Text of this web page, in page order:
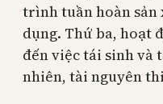
trình tuần hoàn sản
dụng. Thứ ba, hoạt
đến việc tái sinh và
nhiên, tài nguyên